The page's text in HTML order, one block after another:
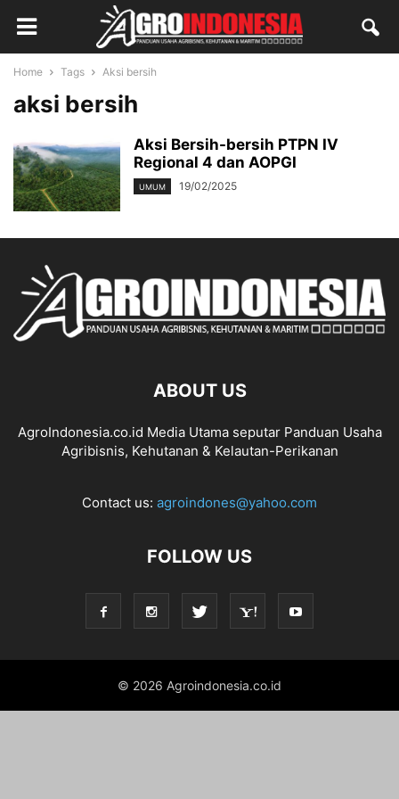
Home Tags Aksi bersih
aksi bersih
Aksi Bersih-bersih PTPN IV
Regional 4 dan AOPGI
UMUM 19/02/2025
ABOUT US
AgroIndonesia.co.id Media Utama seputar Panduan Usaha
Agribisnis, Kehutanan & Kelautan-Perikanan
Contact us: agroindones@yahoo.com
FOLLOW US
© 2026 Agroindonesia.co.id